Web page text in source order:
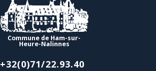
Commune de Ham-sur-
Heure-Nalinnes
+32(0)71/22.93.40